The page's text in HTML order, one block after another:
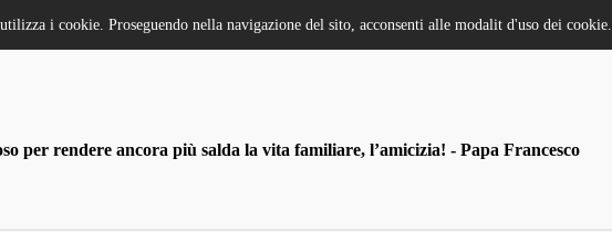
per rendere ancora più salda la vita familiare, l’amicizia! - Papa Francesco
i cookie. Proseguendo nella navigazione del sito, acconsenti alle modalit d'uso dei cookie.